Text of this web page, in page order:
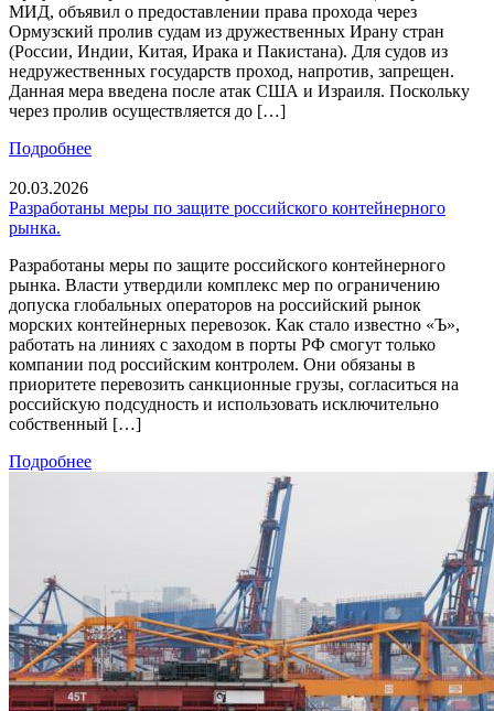
МИД, объявил о предоставлении права прохода через
Ормузский пролив судам из дружественных Ирану стран
(России, Индии, Китая, Ирака и Пакистана). Для судов из
недружественных государств проход, напротив, запрещен.
Данная мера введена после атак США и Израиля. Поскольку
через пролив осуществляется до […]
Подробнее
20.03.2026
Разработаны меры по защите российского контейнерного
рынка.
Разработаны меры по защите российского контейнерного
рынка. Власти утвердили комплекс мер по ограничению
допуска глобальных операторов на российский рынок
морских контейнерных перевозок. Как стало известно «Ъ»,
работать на линиях с заходом в порты РФ смогут только
компании под российским контролем. Они обязаны в
приоритете перевозить санкционные грузы, согласиться на
российскую подсудность и использовать исключительно
собственный […]
Подробнее